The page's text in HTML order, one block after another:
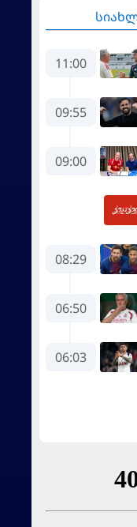
11:00
09:55
09:00
08:29
06:50
06:03